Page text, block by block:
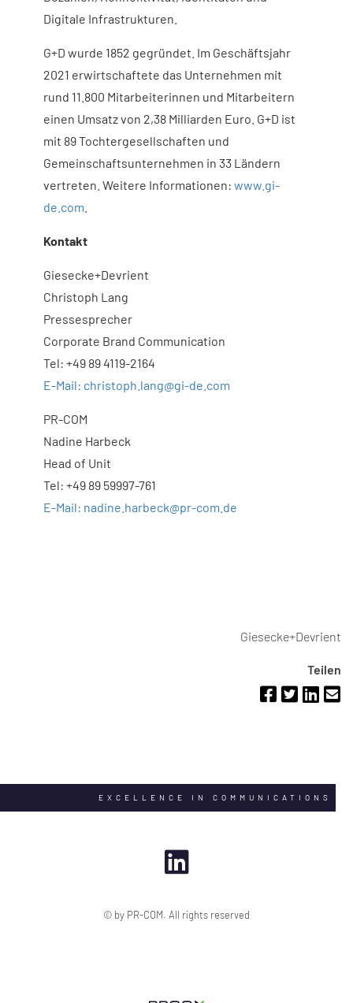
Digitale Infrastrukturen.
G+D wurde 1852 gegründet. Im Geschäftsjahr
2021 erwirtschaftete das Unternehmen mit
rund 11.800 Mitarbeiterinnen und Mitarbeitern
einen Umsatz von 2,38 Milliarden Euro. G+D ist
mit 89 Tochtergesellschaften und
Gemeinschaftsunternehmen in 33 Ländern
vertreten. Weitere Informationen: www.gi-
de.com
Kontakt
Giesecke+Devrient
Christoph Lang
Pressesprecher
Corporate Brand Communication
Tel: +49 89 4119-2164
E-Mail: christoph.lang@gi-de.com
PR-COM
Nadine Harbeck
Head of Unit
Tel: +49 89 59997-761
E-Mail: nadine.harbeck@pr-com.de
Giesecke+Devrient
Teilen
EXCELLENCE IN COMMUNICATIONS
© by PR-COM. All rights reserved